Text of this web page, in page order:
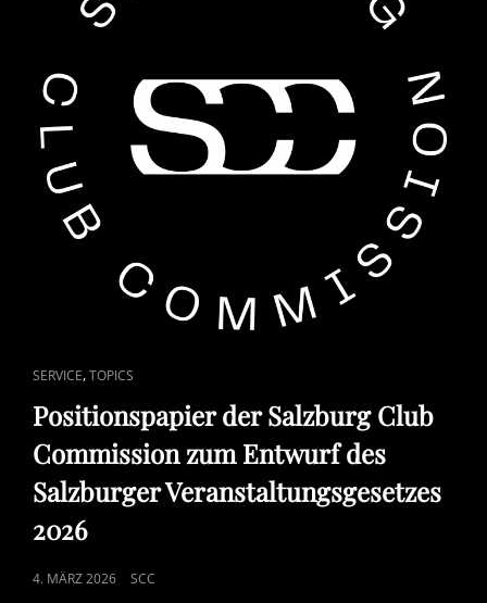
CAT
SERVICE,TOPICS
Positionspapier der Salzburg Club
Commission zum Entwurf des
Salzburger Veranstaltungsgesetzes
2026
POSTED
4. MÄRZ 2026 SCC